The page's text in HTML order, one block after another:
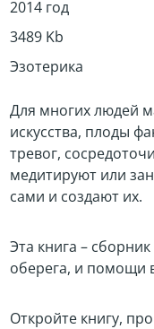
2014 год
3489 Kb
Эзотерика
Для многих людей
искусства, плоды
тревог,
медитируют или
сами и создают их.
Эта книга –
оберега, и помощи
Откройте книгу,